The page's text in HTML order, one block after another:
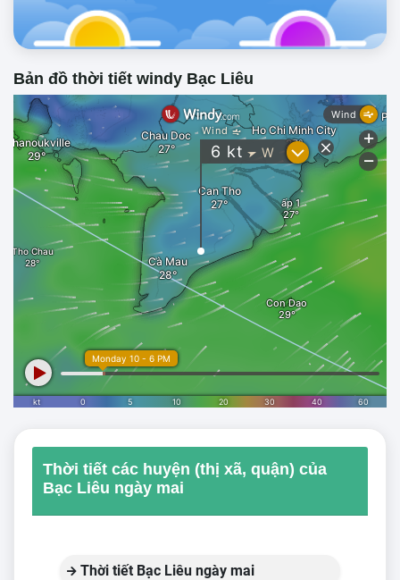
Bản đồ thời tiết windy Bạc Liêu
Thời tiết các huyện (thị xã, quận) của
Bạc Liêu ngày mai
Thời tiết Bạc Liêu ngày mai